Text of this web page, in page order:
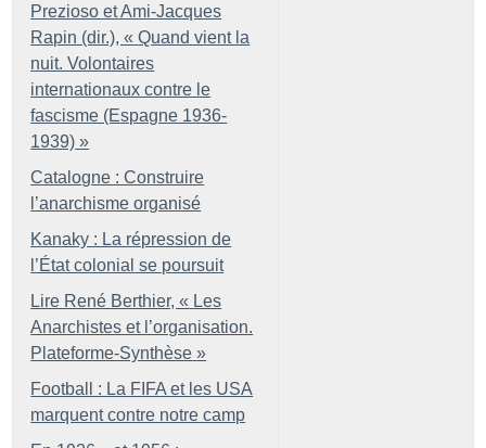
Prezioso et Ami-Jacques
Rapin (dir.), « Quand vient la
nuit. Volontaires
internationaux contre le
fascisme (Espagne 1936-
1939) »
Catalogne : Construire
l’anarchisme organisé
Kanaky : La répression de
l’État colonial se poursuit
Lire René Berthier, « Les
Anarchistes et l’organisation.
Plateforme-Synthèse »
Football : La FIFA et les USA
marquent contre notre camp